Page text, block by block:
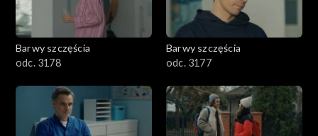
Barwy szczęścia
odc. 3178
Barwy szczęścia
odc. 3177